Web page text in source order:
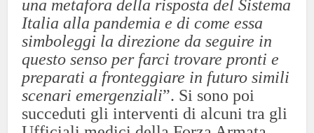
una metafora della risposta del Sistema
Italia alla pandemia e di come essa
simboleggi la direzione da seguire in
questo senso per farci trovare pronti e
preparati a fronteggiare in futuro simili
scenari emergenziali”. Si sono poi
succeduti gli interventi di alcuni tra gli